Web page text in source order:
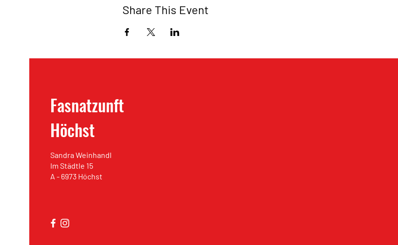
Share This Event
Fasnatzunft
Höchst
Sandra Weinhandl
Im Städtle 15
A - 6973 Höchst